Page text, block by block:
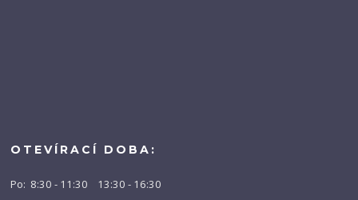
OTEVÍRACÍ DOBA:
Po: 8:30 - 11:30 13:30 - 16:30